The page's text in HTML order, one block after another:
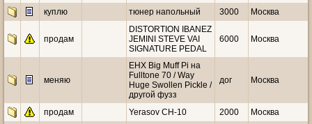
куплю тюнер напольный 3000 Москва
продам
DISTORTION IBANEZ
JEMINI STEVE VAI
SIGNATURE PEDAL
6000 Москва
меняю
EHX Big Muff Pi на
Fulltone 70 / Way
Huge Swollen Pickle /
другой фузз
дог Москва
продам Yerasov CH-10 2000 Москва